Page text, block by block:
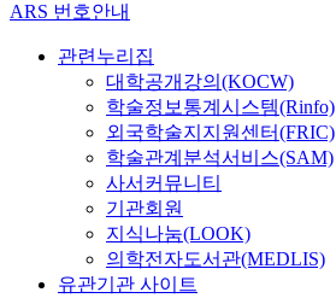
ARS 번호안내
관련누리집
대학공개강의(KOCW)
학술정보통계시스템(Rinfo)
외국학술지지원센터(FRIC)
학술관계분석서비스(SAM)
사서커뮤니티
기관회원
지식나눔(LOOK)
의학전자도서관(MEDLIS)
유관기관 사이트